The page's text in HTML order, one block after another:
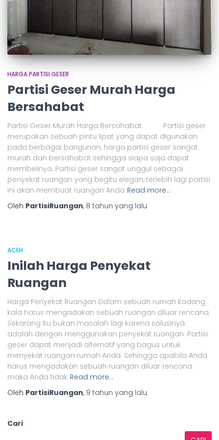
HARGA PARTISI GESER
Partisi Geser Murah Harga
Bersahabat
Partisi Geser Murah Harga Bersahabat Partisi geser
merupakan sebuah pintu lipat yang dapat digunakan
pada berbagai bangunan, harga partisi geser sangat
murah dan bersahabat sehingga siapa saja dapat
membelinya. Partisi geser sangat unggul sebagai
penyekat ruangan yang begitu elegan, terlebih lagi partisi
ini akan membuat ruangan Anda Read more…
Oleh PartisiRuangan, 8 tahun yang lalu
ACEH
Inilah Harga Penyekat
Ruangan
Harga Penyekat Ruangan Dalam sebuah rumah kadang
kala harus mengadakan sebuah ruangan diluar rencana.
Sekarang itu bukan masalah lagi karena solusinya
adalah dengan menggunakan penyekat ruangan. Partisi
geser dapat menjadi alternatif yang bagus untuk
menyekat ruangan rumah Anda. Sehingga apabila Anda
harus mengadakan sebuah ruangan diluar rencana
maka Anda tidak Read more…
Oleh PartisiRuangan, 9 tahun yang lalu
Cari